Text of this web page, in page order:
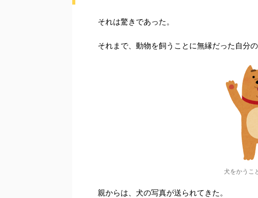
それは驚きであった。
それまで、動物を飼うことに無縁だった自分
犬をかうこ
親からは、犬の写真が送られてきた。